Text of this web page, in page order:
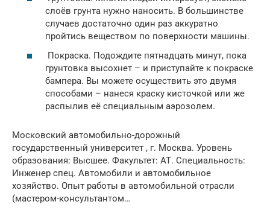
слоёв грунта нужно наносить. В большинстве
случаев достаточно один раз аккуратно
пройтись веществом по поверхности машины.
Покраска. Подождите пятнадцать минут, пока
грунтовка высохнет – и приступайте к покраске
бампера. Вы можете осуществить это двумя
способами – нанеся краску кисточкой или же
распылив её специальным аэрозолем.
Московский автомобильно-дорожный
государственный университет , г. Москва. Уровень
образования: Высшее. Факультет: АТ. Специальность:
Инженер спец. Автомобили и автомобильное
хозяйство. Опыт работы в автомобильной отрасли
(мастером-консультантом…